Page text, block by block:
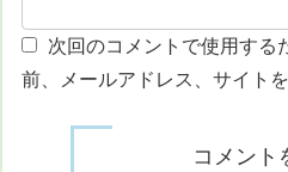
次回のコメントで使用する
前、メールアドレス、サイトを